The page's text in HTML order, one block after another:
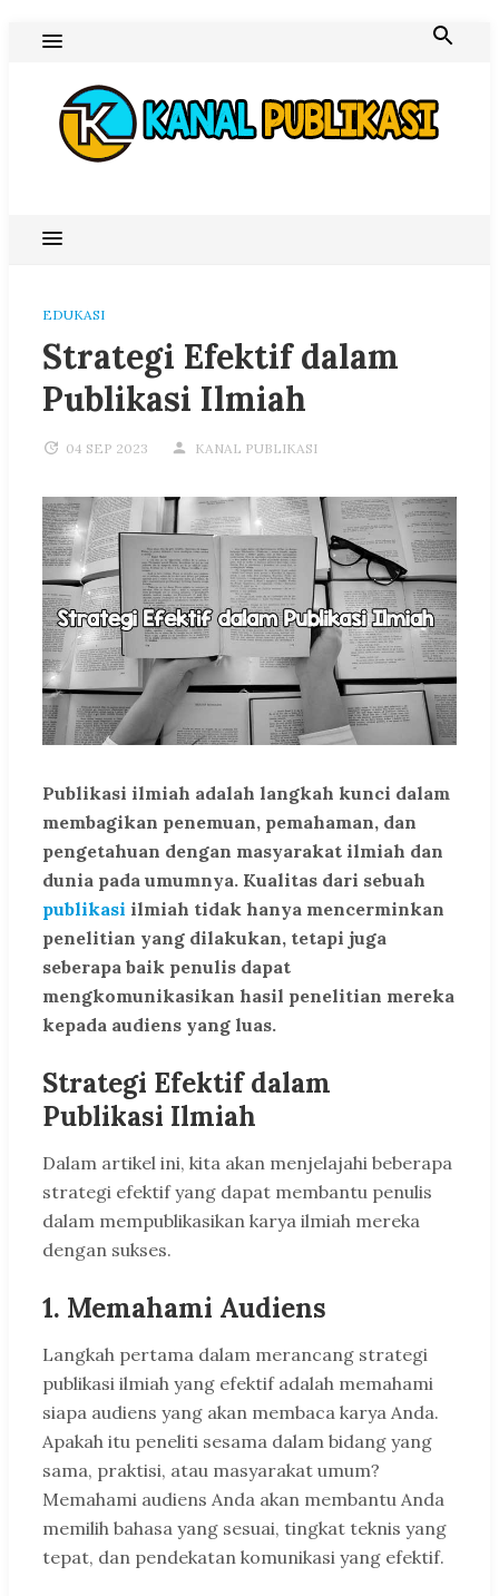
content
EDUKASI
Strategi Efektif dalam
Publikasi Ilmiah
04 SEP 2023 KANAL PUBLIKASI
Publikasi ilmiah adalah langkah kunci dalam
membagikan penemuan, pemahaman, dan
pengetahuan dengan masyarakat ilmiah dan
dunia pada umumnya. Kualitas dari sebuah
publikasi ilmiah tidak hanya mencerminkan
penelitian yang dilakukan, tetapi juga
seberapa baik penulis dapat
mengkomunikasikan hasil penelitian mereka
kepada audiens yang luas.
Strategi Efektif dalam
Publikasi Ilmiah
Dalam artikel ini, kita akan menjelajahi beberapa
strategi efektif yang dapat membantu penulis
dalam mempublikasikan karya ilmiah mereka
dengan sukses.
1. Memahami Audiens
Langkah pertama dalam merancang strategi
publikasi ilmiah yang efektif adalah memahami
siapa audiens yang akan membaca karya Anda.
Apakah itu peneliti sesama dalam bidang yang
sama, praktisi, atau masyarakat umum?
Memahami audiens Anda akan membantu Anda
memilih bahasa yang sesuai, tingkat teknis yang
tepat, dan pendekatan komunikasi yang efektif.